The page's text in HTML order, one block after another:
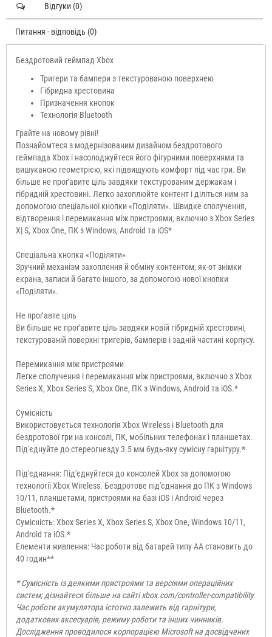
Відгуки (0)
Питання - відповідь (0)
Бездротовий геймпад Xbox
Тригери та бампери з текстурованою поверхнею
Гібридна хрестовина
Призначення кнопок
Технологія Bluetooth
Грайте на новому рівні!
Познайомтеся з модернізованим дизайном бездротового
геймпада Xbox і насолоджуйтеся його фігурними поверхнями та
вишуканою геометрією, які підвищують комфорт під час гри. Ви
більше не проґавите ціль завдяки текстурованим держакам і
гібридній хрестовині. Легко захоплюйте контент і діліться ним за
допомогою спеціальної кнопки «Поділяти». Швидке сполучення,
відтворення і перемикання між пристроями, включно з Xbox Series
X| S, Xbox One, ПК з Windows, Android та iOS*
Спеціальна кнопка «Поділяти»
Зручний механізм захоплення й обміну контентом, як-от знімки
екрана, записи й багато іншого, за допомогою нової кнопки
«Поділяти».
Не проґавте ціль
Ви більше не проґавите ціль завдяки новій гібридній хрестовині,
текстурованій поверхні тригерів, бамперів і задній частині корпусу.
Перемикання між пристроями
Легке сполучення і перемикання між пристроями, включно з Xbox
Series X, Xbox Series S, Xbox One, ПК з Windows, Android та iOS.*
Сумісність
Використовується технологія Xbox Wireless і Bluetooth для
бездротової гри на консолі, ПК, мобільних телефонах і планшетах.
Під'єднуйте до стереогнезду 3.5 мм будь-яку сумісну гарнітуру.*
Під'єднання: Під'єднуйтеся до консолей Xbox за допомогою
технології Xbox Wireless. Бездротове під'єднання до ПК з Windows
10/11, планшетами, пристроями на базі iOS і Android через
Bluetooth.*
Сумісність: Xbox Series X, Xbox Series S, Xbox One, Windows 10/11,
Android та iOS.*
Елементи живлення: Час роботи від батарей типу AA становить до
40 годин**
* Сумісність із деякими пристроями та версіями операційних
систем; дізнайтеся більше на сайті xbox.com/controller-compatibility.
Час роботи акумулятора істотно залежить від гарнітури,
додаткових аксесуарів, режиму роботи та інших чинників.
Дослідження проводилося корпорацією Microsoft на досвідчених